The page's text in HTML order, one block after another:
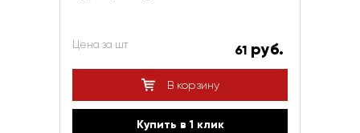
Цена за шт 61 руб.
В корзину
Купить в 1 клик